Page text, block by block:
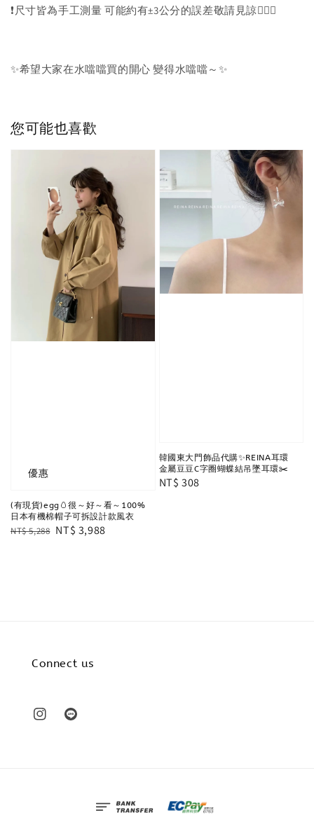
❗️尺寸皆為手工測量 可能約有±3公分的誤差敬請見諒🙇🏻‍♀️
✨希望大家在水噹噹買的開心 變得水噹噹～✨
您可能也喜歡
優惠
(有現貨)egg🥚很～好～看～100%
日本有機棉帽子可拆設計款風衣
Regular
NT$ 5,288 Sale
NT$ 3,988
韓國東大門飾品代購✨REINA耳環
金屬豆豆C字圈蝴蝶結吊墜耳環✂️
Regular
NT$ 308
Connect us